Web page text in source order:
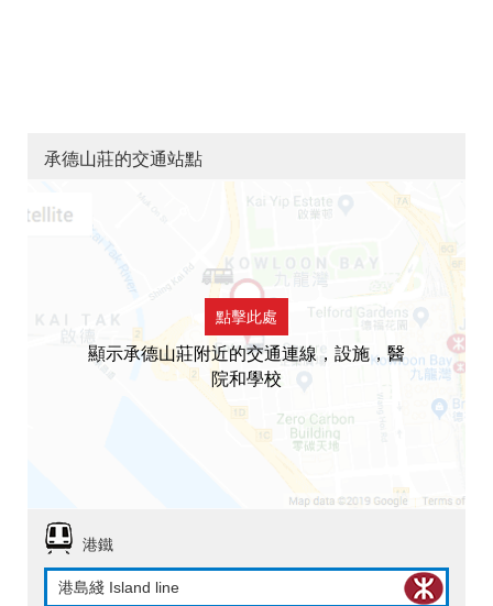
承德山莊的交通站點
點擊此處
顯示承德山莊附近的交通連線，設施，醫
院和學校
港鐵
港島綫 Island line